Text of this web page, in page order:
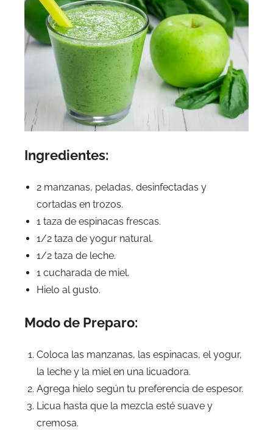
Ingredientes:
2 manzanas, peladas, desinfectadas y
cortadas en trozos.
1 taza de espinacas frescas.
1/2 taza de yogur natural.
1/2 taza de leche.
1 cucharada de miel.
Hielo al gusto.
Modo de Preparo:
Coloca las manzanas, las espinacas, el yogur,
la leche y la miel en una licuadora.
Agrega hielo según tu preferencia de espesor.
Licua hasta que la mezcla esté suave y
cremosa.